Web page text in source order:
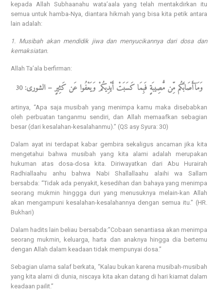
kepada Allah Subhaanahu wata’aala yang telah mentakdirkan itu
semua untuk hamba-Nya, diantara hikmah yang bisa kita petik antara
lain adalah:
1. Musibah akan mendidik jiwa dan menyucikannya dari dosa dan
kemaksiatan.
Allah Ta’ala berfirman:
وَمَآأَصَابَكُم مِّن مُّصِيبَةٍ فَبِمَا كَسَبَتْ أَيْدِيكُمْ وَيَعْفُوا عَن كَثِيرٍ – الشورى:30
artinya, “Apa saja musibah yang menimpa kamu maka disebabkan
oleh perbuatan tanganmu sendiri, dan Allah memaafkan sebagian
besar (dari kesalahan-kesalahanmu).” (QS asy Syura: 30)
Dalam ayat ini terdapat kabar gembira sekaligus ancaman jika kita
mengetahui bahwa musibah yang kita alami adalah merupakan
hukuman atas dosa-dosa kita. Diriwayatkan dari Abu Hurairah
Radhiallaahu anhu bahwa Nabi Shallallaahu alaihi wa Sallam
bersabda: “Tidak ada penyakit, kesedihan dan bahaya yang menimpa
seorang mukmin hinggga duri yang menusuknya melain-kan Allah
akan mengampuni kesalahan-kesalahannya dengan semua itu.” (HR.
Bukhari)
Dalam hadits lain beliau bersabda:”Cobaan senantiasa akan menimpa
seorang mukmin, keluarga, harta dan anaknya hingga dia bertemu
dengan Allah dalam keadaan tidak mempunyai dosa.”
Sebagian ulama salaf berkata, “Kalau bukan karena musibah-musibah
yang kita alami di dunia, niscaya kita akan datang di hari kiamat dalam
keadaan pailit.”